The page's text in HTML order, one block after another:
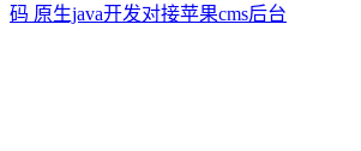
码 原生java开发对接苹果cms后台